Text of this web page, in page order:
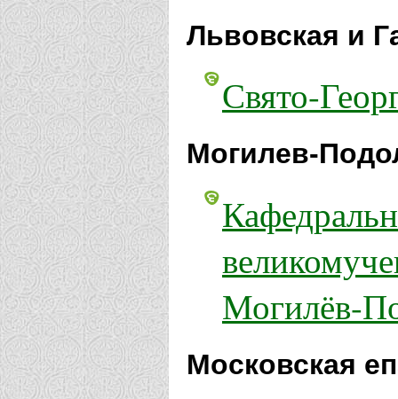
Львовская и
Свято-
Могилев-
Могилёв-
Московская